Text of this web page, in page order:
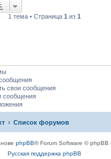
1 тема • Страница 1 из 1
свои сообщения
сообщения
Список форумов
phpBB® Forum Software © phpBB
Русская поддержка phpBB